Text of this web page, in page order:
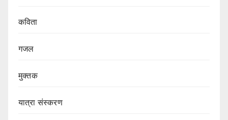
कविता
गजल
मुक्तक
यात्रा संस्करण